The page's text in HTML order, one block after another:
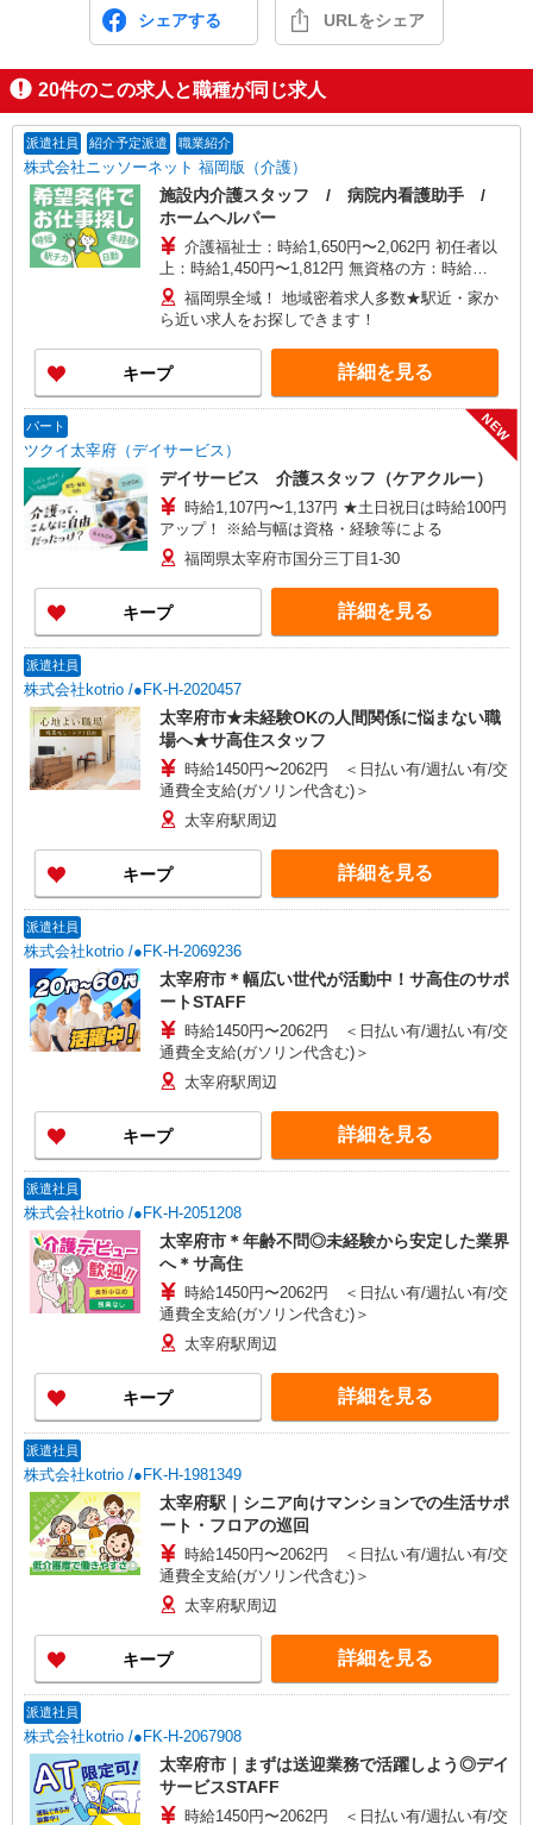
シェアする URLをシェア
20件のこの求人と職種が同じ求人
派遣社員 紹介予定派遣 職業紹介
株式会社ニッソーネット 福岡版（介護）
施設内介護スタッフ / 病院内看護助手 /
ホームヘルパー
介護福祉士：時給1,650円〜2,062円 初任者以
上：時給1,450円〜1,812円 無資格の方：時給
1,350円〜1,687円 ※給与幅は勤務先による +交通
費、諸手当（勤務先による） +0円で介護資格が取
れる （別途規定） ★給与日払い制度あり！
福岡県全域！ 地域密着求人多数★駅近・家か
ら近い求人をお探しできます！
キープ 詳細を見る
パート
ツクイ太宰府（デイサービス）
NEW
デイサービス 介護スタッフ（ケアクルー）
時給1,107円〜1,137円 ★土日祝日は時給100円
アップ！ ※給与幅は資格・経験等による
福岡県太宰府市国分三丁目1-30
キープ 詳細を見る
派遣社員
株式会社kotrio /●FK-H-2020457
太宰府市★未経験OKの人間関係に悩まない職
場へ★サ高住スタッフ
時給1450円〜2062円 ＜日払い有/週払い有/交
通費全支給(ガソリン代含む)＞
太宰府駅周辺
キープ 詳細を見る
派遣社員
株式会社kotrio /●FK-H-2069236
太宰府市＊幅広い世代が活動中！サ高住のサポ
ートSTAFF
時給1450円〜2062円 ＜日払い有/週払い有/交
通費全支給(ガソリン代含む)＞
太宰府駅周辺
キープ 詳細を見る
派遣社員
株式会社kotrio /●FK-H-2051208
太宰府市＊年齢不問◎未経験から安定した業界
へ＊サ高住
時給1450円〜2062円 ＜日払い有/週払い有/交
通費全支給(ガソリン代含む)＞
太宰府駅周辺
キープ 詳細を見る
派遣社員
株式会社kotrio /●FK-H-1981349
太宰府駅｜シニア向けマンションでの生活サポ
ート・フロアの巡回
時給1450円〜2062円 ＜日払い有/週払い有/交
通費全支給(ガソリン代含む)＞
太宰府駅周辺
キープ 詳細を見る
派遣社員
株式会社kotrio /●FK-H-2067908
太宰府市｜まずは送迎業務で活躍しよう◎デイ
サービスSTAFF
時給1450円〜2062円 ＜日払い有/週払い有/交